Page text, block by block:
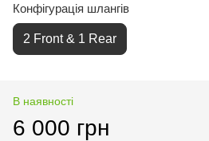
Конфігурація шлангів
2 Front & 1 Rear
В наявності
6 000 грн